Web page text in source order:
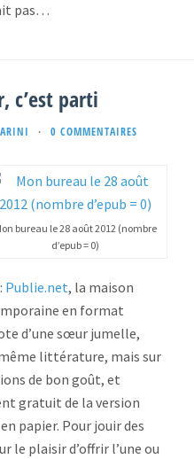
pas…
c’est parti
· 0 COMMENTAIRES
bureau le 28 août 2012 (nombre
d’epub = 0)
Publie.net, la maison
en format
d’une sœur jumelle,
littérature, mais sur
de bon goût, et
gratuit de la version
papier. Pour jouir des
le plaisir d’offrir l’une ou